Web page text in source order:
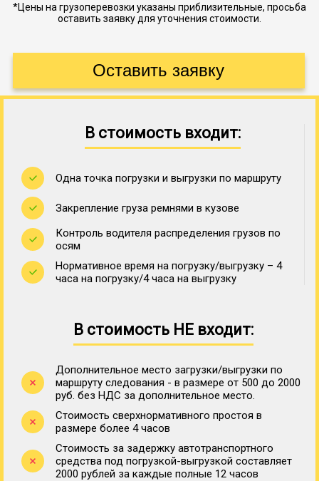
*Цены на грузоперевозки указаны приблизительные, просьба
оставить заявку для уточнения стоимости.
В стоимость входит:
Одна точка погрузки и выгрузки по маршруту
Закрепление груза ремнями в кузове
Контроль водителя распределения грузов по
осям
Нормативное время на погрузку/выгрузку – 4
часа на погрузку/4 часа на выгрузку
В стоимость НЕ входит:
Дополнительное место загрузки/выгрузки по
маршруту следования - в размере от 500 до 2000
руб. без НДС за дополнительное место.
Стоимость сверхнормативного простоя в
размере более 4 часов
Стоимость за задержку автотранспортного
средства под погрузкой-выгрузкой составляет
2000 рублей за каждые полные 12 часов